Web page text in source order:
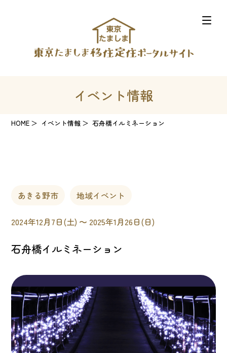
イベント情報
HOME イベント情報 石舟橋イルミネーション
あきる野市 地域イベント
2024年12月7日(土) 〜 2025年1月26日(日)
石舟橋イルミネーション